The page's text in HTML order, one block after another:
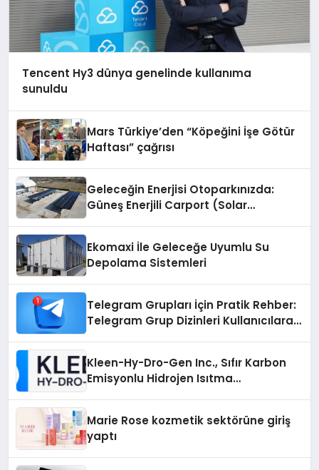
Tencent Hy3 dünya genelinde kullanıma
sunuldu
Mars Türkiye’den “Köpeğini İşe Götür
Haftası” çağrısı
Geleceğin Enerjisi Otoparkınızda:
Güneş Enerjili Carport (Solar
Ekomaxi İle Geleceğe Uyumlu Su
Depolama Sistemleri
Telegram Grupları İçin Pratik Rehber:
Telegram Grup Dizinleri Kullanıcılara
Kleen-Hy-Dro-Gen Inc., Sıfır Karbon
Emisyonlu Hidrojen Isıtma
Marie Rose kozmetik sektörüne giriş
yaptı